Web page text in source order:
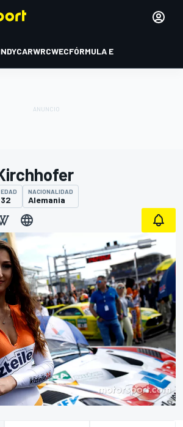
WRCWECFÓRMULA E
EDAD
32
NACIONALIDAD
Alemania